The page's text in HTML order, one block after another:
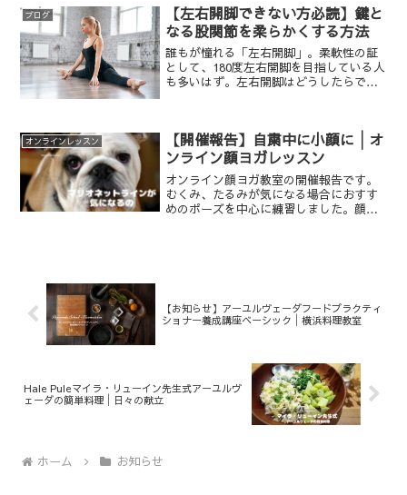
した杏奈は、父母に胸を張れるよう、今
自分が乗っているレールの上を早く進ま
ねばならないと認識する。その頃、小須
賀は美津子に「杏奈の契約を更新するべ
きではない」と遠回しに語っていた。
ブログ
【左右開脚できない方必読】鍵と
なる股関節を柔らかくする方法
誰もが憧れる「左右開脚」。柔軟性の証
として、180度左右開脚を目指している人
も多いはず。左右開脚はどうしたらでき
オンラインレッスン
【開催報告】自粛中に小顔に│オ
ンライン顔ヨガレッスン
オンライン顔ヨガ教室の開催報告です。
むくみ、たるみが気になる場合におすす
めのポーズを中心に練習しました。顔ヨ
【お知らせ】アーユルヴェーダフードプラクティ
ショナー養成講座ベーシック│横浜料理教室
Hale Puleマイラ・リューイン先生式アーユルヴ
ェーダの簡単料理│日々の献立
ホーム お知らせ